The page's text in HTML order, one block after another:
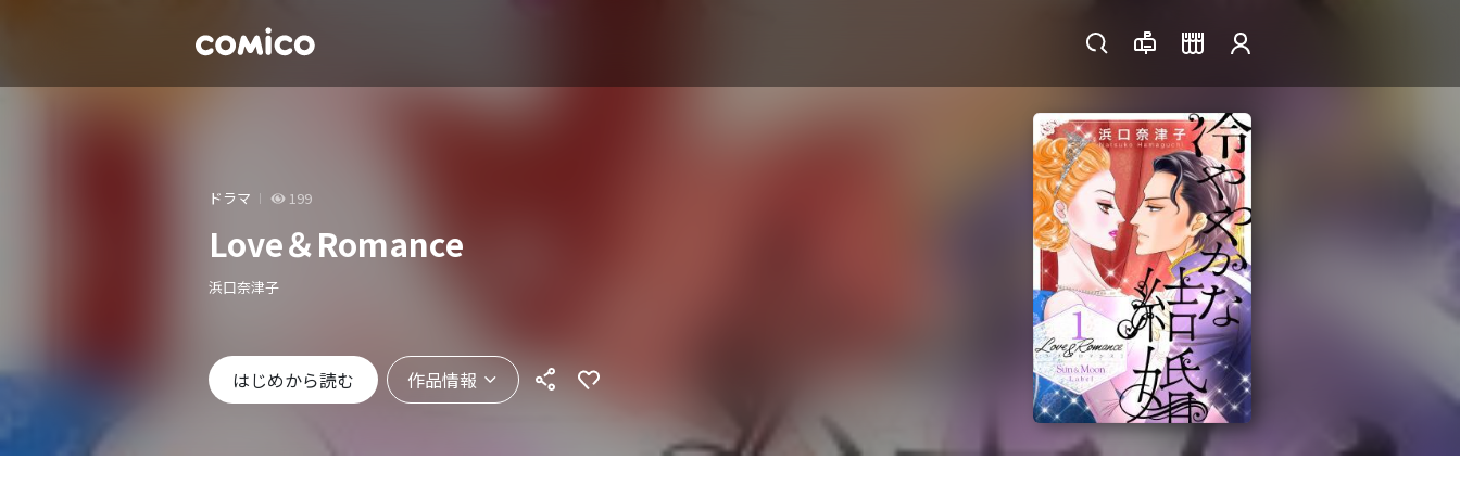
ドラマ 199
Love＆Romance
浜口奈津子
はじめから読む 作品情報